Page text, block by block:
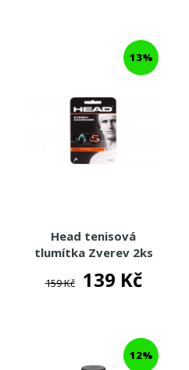
13%
Head tenisová
tlumítka Zverev 2ks
159 Kč 139 Kč
12%